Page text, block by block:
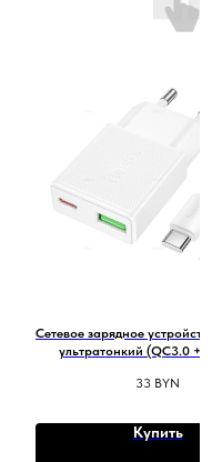
Сетевое зарядное
ультратонкий (QC3.0
33 BYN
Купить